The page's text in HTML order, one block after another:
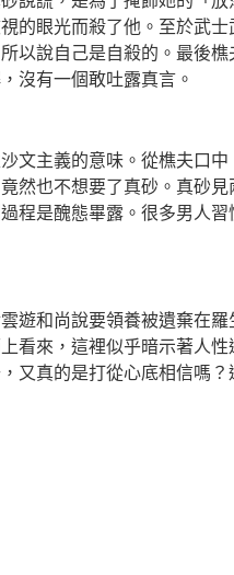
的眼光而殺了他。至於武
以說自己是自殺的。最後
沒有一個敢吐露真言。
沙文主義的意味。從樵夫口
然也不想要了真砂。真砂
程是醜態畢露。很多男人
遊和尚說要領養被遺棄在
看來 ，這裡似乎暗示著人
又真的是打從心底相信嗎